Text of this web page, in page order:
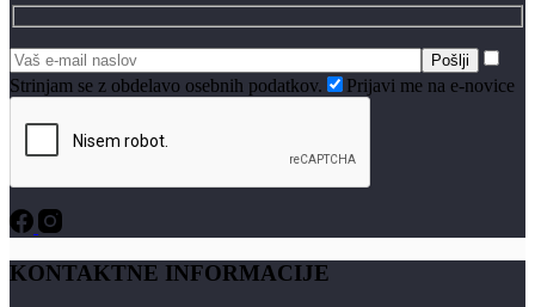
Strinjam se z obdelavo osebnih podatkov. Prijavi me na e-novice
KONTAKTNE INFORMACIJE